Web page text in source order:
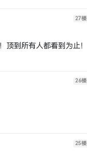
27楼
顶到所有人都看到为止！
26楼
25楼